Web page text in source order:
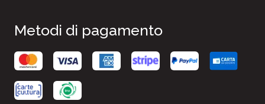
Metodi di pagamento